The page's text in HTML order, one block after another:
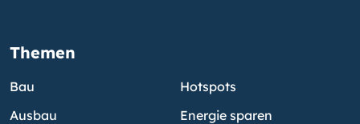
Themen
Bau
Ausbau
Hotspots
Energie sparen